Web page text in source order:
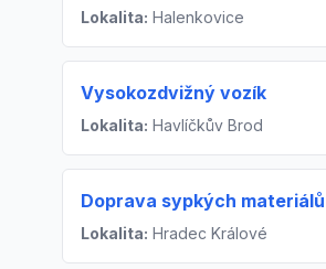
Lokalita: Halenkovice
Vysokozdvižný vozík
Lokalita: Havlíčkův Brod
Doprava sypkých
Lokalita: Hradec Králové